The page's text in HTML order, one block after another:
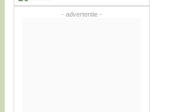
- advertentie -